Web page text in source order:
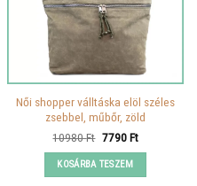
Női shopper válltáska elöl széles
zsebbel, műbőr, zöld
10980Ft Original
was:
10980 Ft.
7790FtCurrent
KOSÁRBA TESZEM